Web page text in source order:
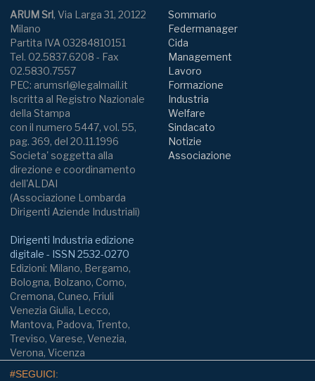
ARUM Srl, Via Larga 31, 20122
Milano
Partita IVA 03284810151
Tel. 02.5837.6208 - Fax
02.5830.7557
PEC: arumsrl@legalmail.it
Iscritta al Registro Nazionale
della Stampa
con il numero 5447, vol. 55,
pag. 369, del 20.11.1996
Societa' soggetta alla
direzione e coordinamento
dell'ALDAI
(Associazione Lombarda
Dirigenti Aziende Industriali)
Dirigenti Industria edizione
digitale - ISSN 2532-0270
Edizioni: Milano, Bergamo,
Bologna, Bolzano, Como,
Cremona, Cuneo, Friuli
Venezia Giulia, Lecco,
Mantova, Padova, Trento,
Treviso, Varese, Venezia,
Verona, Vicenza
Sommario
Federmanager
Cida
Management
Lavoro
Formazione
Industria
Welfare
Sindacato
Notizie
Associazione
#SEGUICI: